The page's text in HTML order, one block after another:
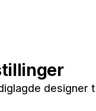
designer